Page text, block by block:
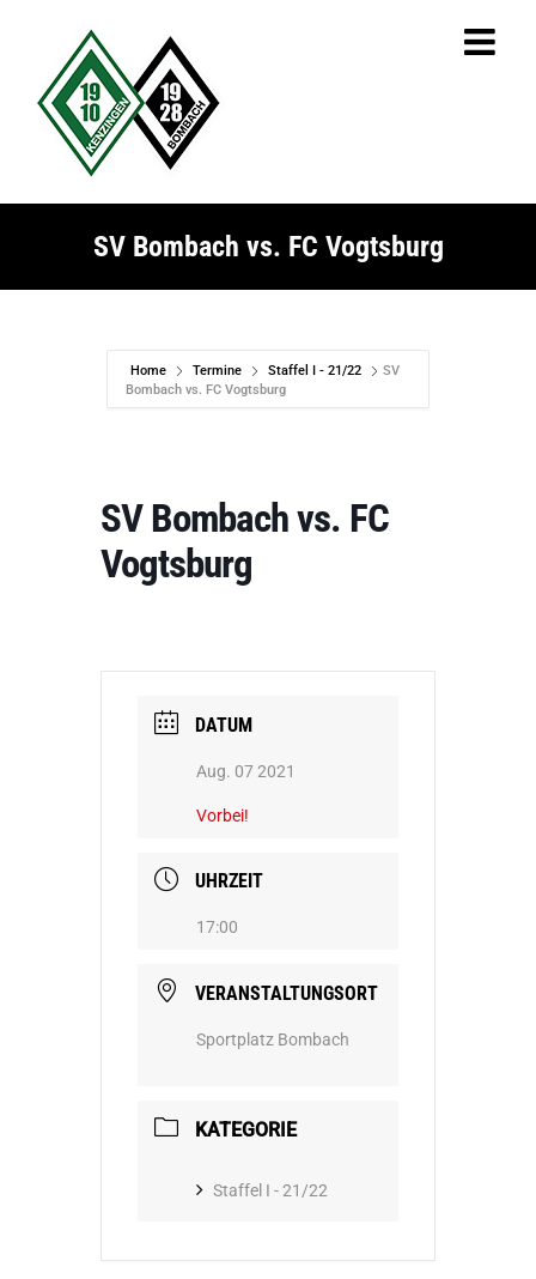
springen
SV Bombach vs. FC Vogtsburg
Home Termine Staffel I - 21/22
SV
Bombach vs. FC Vogtsburg
SV Bombach vs. FC
Vogtsburg
DATUM
Aug. 07 2021
Vorbei!
UHRZEIT
17:00
VERANSTALTUNGSORT
Sportplatz Bombach
KATEGORIE
Staffel I - 21/22